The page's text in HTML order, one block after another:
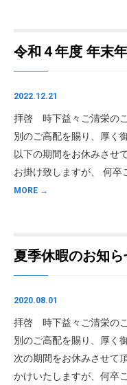
令和４年度 年末
2022.12.21
拝啓 時下益々ご清栄の
別のご高配を賜り、厚く
以下の期間をお休みさせ
お掛け致しますが、 何
MORE →
夏季休暇のお知ら
2020.08.01
拝啓 時下益々ご清栄の
別のご高配を賜り、厚く
次の期間をお休みさせて
かけいたしますが、何卒